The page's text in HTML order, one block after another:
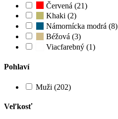
Červená (21)
Khaki (2)
Námornícka modrá (8)
Béžová (3)
Viacfarebný (1)
Pohlaví
Muži (202)
Veľkosť